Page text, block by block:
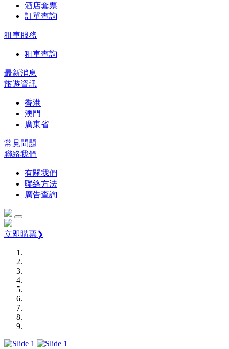
酒店套票
訂單查詢
租車服務
租車查詢
最新消息
旅遊資訊
香港
澳門
廣東省
常見問題
聯絡我們
有關我們
聯絡方法
廣告查詢
立即購票❯